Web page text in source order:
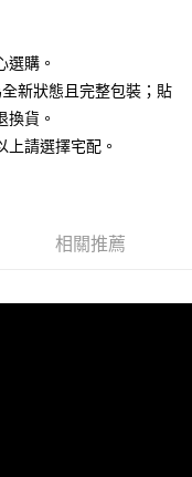
選購。
新狀態且完整包裝；貼
換貨。
上請選擇宅配。
相關推薦